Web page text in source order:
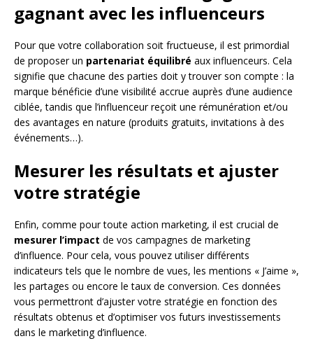
gagnant avec les influenceurs
Pour que votre collaboration soit fructueuse, il est primordial
de proposer un partenariat équilibré aux influenceurs. Cela
signifie que chacune des parties doit y trouver son compte : la
marque bénéficie d’une visibilité accrue auprès d’une audience
ciblée, tandis que l’influenceur reçoit une rémunération et/ou
des avantages en nature (produits gratuits, invitations à des
événements…).
Mesurer les résultats et ajuster
votre stratégie
Enfin, comme pour toute action marketing, il est crucial de
mesurer l’impact de vos campagnes de marketing
d’influence. Pour cela, vous pouvez utiliser différents
indicateurs tels que le nombre de vues, les mentions « J’aime »,
les partages ou encore le taux de conversion. Ces données
vous permettront d’ajuster votre stratégie en fonction des
résultats obtenus et d’optimiser vos futurs investissements
dans le marketing d’influence.